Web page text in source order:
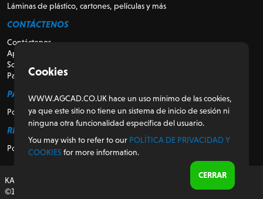
Láminas de plástico, cartones, películas y más
CONTÁCTENOS
Contáctenos
Apoyo
Sobre nosotros
Para revendedores
PARA LOS CLIENTES
Portal del cliente
REGULADOR
Política de privacidad y cookies
KASEMAKE, diseñado y desarrollado en el Reino Unido
©1987-2026 AG/CAD Limited
Cookies
WWW.AGCAD.CO.UK hace un uso mínimo de las cookies,
ya que este sitio no tiene un sistema de inicio de sesión ni
ninguna otra funcionalidad específica del usuario.
You may wish to refer to our POLÍTICA DE PRIVACIDAD Y
COOKIES for more information.
CERRAR